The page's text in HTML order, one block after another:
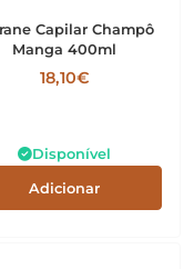
Capilar Champô
Manga 400ml
18,10€
Disponível
Adicionar